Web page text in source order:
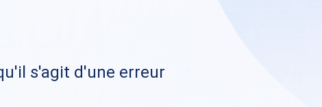
s'agit d'une erreur